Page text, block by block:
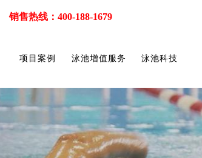
销售热线：400-188-1679
项目案例 泳池增值服务 泳池科技